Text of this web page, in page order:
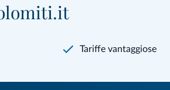
Tariffe vantaggiose